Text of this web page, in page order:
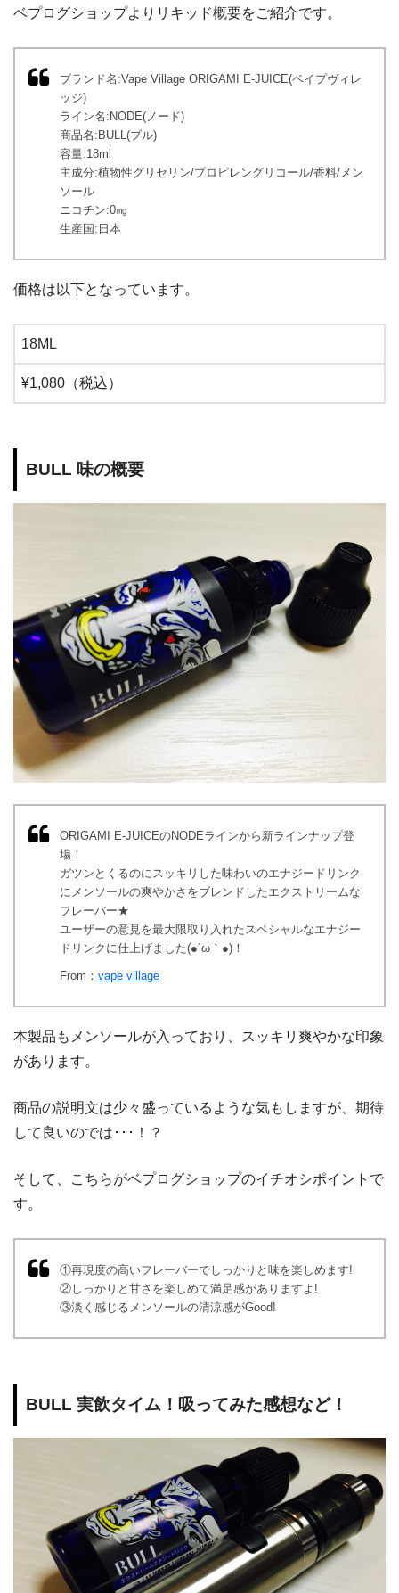
ベプログショップよりリキッド概要をご紹介です。
ブランド名:Vape Village ORIGAMI E-JUICE(ベイプヴィレ
ッジ)
ライン名:NODE(ノード)
商品名:BULL(ブル)
容量:18ml
主成分:植物性グリセリン/プロピレングリコール/香料/メン
ソール
ニコチン:0㎎
生産国:日本
価格は以下となっています。
18ML
¥1,080（税込）
BULL 味の概要
ORIGAMI E-JUICEのNODEラインから新ラインナップ登
場！
ガツンとくるのにスッキリした味わいのエナジードリンク
にメンソールの爽やかさをブレンドしたエクストリームな
フレーバー★
ユーザーの意見を最大限取り入れたスペシャルなエナジー
ドリンクに仕上げました(●´ω｀●)！
From： vape village
本製品もメンソールが入っており、スッキリ爽やかな印象
があります。
商品の説明文は少々盛っているような気もしますが、期待
して良いのでは･･･！？
そして、こちらがベプログショップのイチオシポイントで
す。
①再現度の高いフレーバーでしっかりと味を楽しめます!
②しっかりと甘さを楽しめて満足感がありますよ!
③淡く感じるメンソールの清涼感がGood!
BULL 実飲タイム！吸ってみた感想など！